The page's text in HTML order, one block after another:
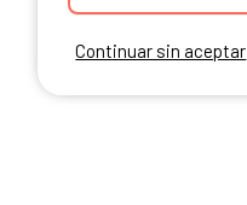
Continuar sin aceptar